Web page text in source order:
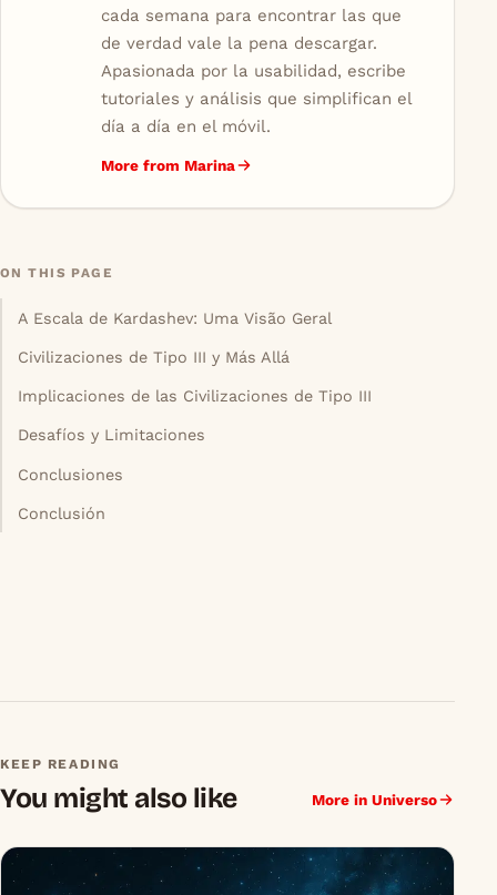
cada semana para encontrar las que
de verdad vale la pena descargar.
Apasionada por la usabilidad, escribe
tutoriales y análisis que simplifican el
día a día en el móvil.
More from Marina
ON THIS PAGE
A Escala de Kardashev: Uma Visão Geral
Civilizaciones de Tipo III y Más Allá
Implicaciones de las Civilizaciones de Tipo III
Desafíos y Limitaciones
Conclusiones
Conclusión
KEEP READING
You might also like More in Universo